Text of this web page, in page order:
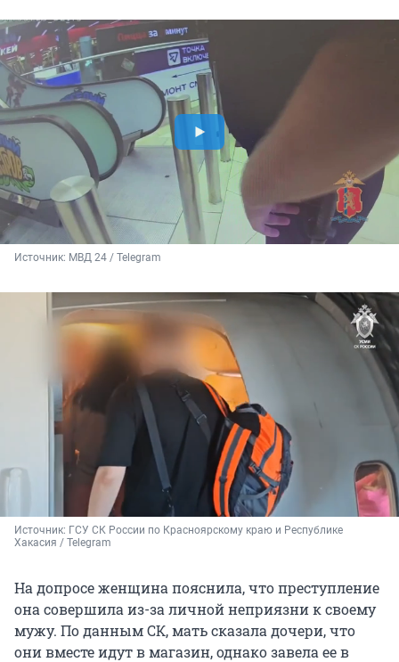
Источник: МВД 24 / Telegram
Источник: ГСУ СК России по Красноярскому краю и Республике
Хакасия / Telegram
На допросе женщина пояснила, что преступление
она совершила из-за личной неприязни к своему
мужу. По данным СК, мать сказала дочери, что
они вместе идут в магазин, однако завела ее в